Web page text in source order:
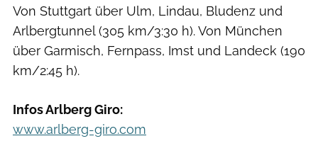
Von Stuttgart über Ulm, Lindau, Bludenz und
Arlbergtunnel (305 km/3:30 h). Von München
über Garmisch, Fernpass, Imst und Landeck (190
km/2:45 h).
Infos Arlberg Giro:
www.arlberg-giro.com